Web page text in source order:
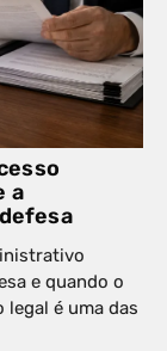
a
e quando o
legal é uma das